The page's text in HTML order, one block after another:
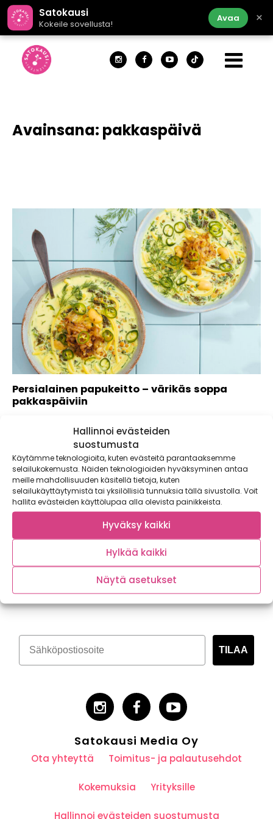
Hallinnoi evästeiden
suostumusta
Käytämme teknologioita, kuten evästeitä parantaaksemme
selailukokemusta. Näiden teknologioiden hyväksyminen antaa
meille mahdollisuuden käsitellä tietoja, kuten
selailukäyttäytymistä tai yksilöllisiä tunnuksia tällä sivustolla. Voit
hallita evästeiden käyttölupaa alla olevista painikkeista.
Hyväksy kaikki
Hylkää kaikki
Näytä asetukset
Satokausi
Kokeile sovellusta!
Avaa ×
Avainsana: pakkaspäivä
Persialainen papukeitto – värikäs soppa
pakkaspäiviin
inspiraationsa Iranissa perinteisesti uutena vuotena
nautittavasta ash...
Tilaa kasvispitoinen uutiskirje
TILAA
Satokausi Media Oy
Ota yhteyttä Toimitus- ja palautusehdot
Kokemuksia Yrityksille
Hallinnoi evästeiden suostumusta